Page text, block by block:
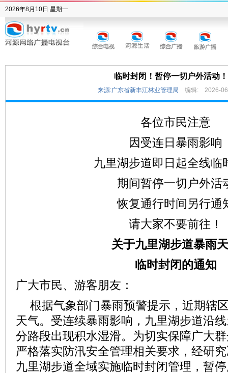
2026年8月10日 星期一
临时封闭！暂停一切户外活动！
来源:广东省新丰江林业管理局 编辑: 2026-
各位市民注意
因受连日暴雨影响
九里湖步道即日起全线临
期间暂停一切户外活
恢复通行时间另行通
请大家不要前往！
关于九里湖步道暴雨
临时封闭的通知
广大市民、游客朋友：
根据气象部门暴雨预警提示，近期辖
天气。受连续暴雨影响，九里湖步道沿
分路段出现积水湿滑。为切实保障广大
严格落实防汛安全管理相关要求，经研
九里湖步道全域实施临时封闭管理，暂